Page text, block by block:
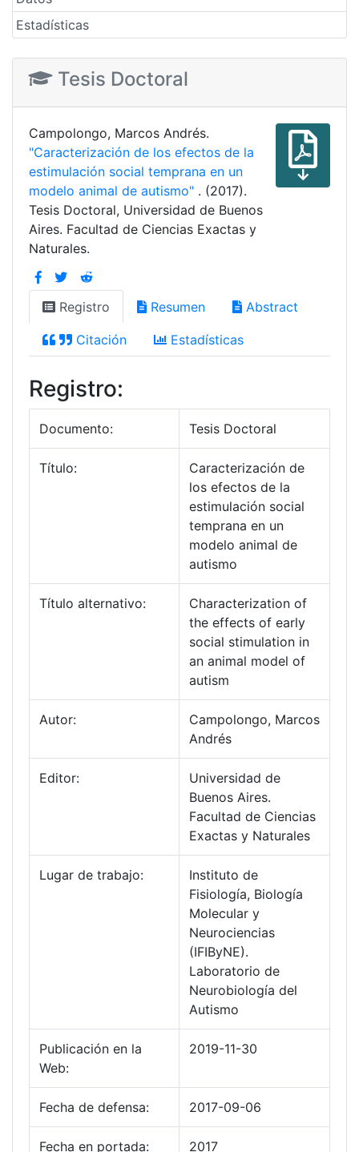
Estadísticas
Tesis Doctoral
Campolongo, Marcos Andrés.
"Caracterización de los efectos de la
estimulación social temprana en un
modelo animal de autismo" . (2017).
Tesis Doctoral, Universidad de Buenos
Aires. Facultad de Ciencias Exactas y
Naturales.
Registro Resumen Abstract
Citación Estadísticas
Registro:
Documento: Tesis Doctoral
Título:
Caracterización de
los efectos de la
estimulación social
temprana en un
modelo animal de
autismo
Título alternativo:
Characterization of
the effects of early
social stimulation in
an animal model of
autism
Autor:
Campolongo, Marcos
Andrés
Editor:
Universidad de
Buenos Aires.
Facultad de Ciencias
Exactas y Naturales
Lugar de trabajo:
Instituto de
Fisiología, Biología
Molecular y
Neurociencias
(IFIByNE).
Laboratorio de
Neurobiología del
Autismo
Publicación en la
Web:
2019-11-30
Fecha de defensa: 2017-09-06
Fecha en portada: 2017